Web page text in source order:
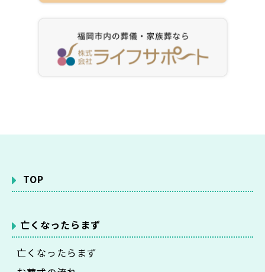
TOP
亡くなったらまず
亡くなったらまず